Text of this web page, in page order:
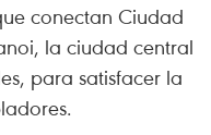
conectan Ciudad
la ciudad central
para satisfacer la